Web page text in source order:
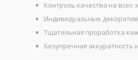
Контроль качества на всех
Индивидуальные
Тщательная проработка
Безупречная аккуратность